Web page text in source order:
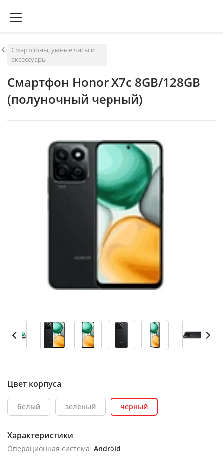
Смартфоны, умные часы и
аксессуары
Смартфон Honor X7c 8GB/128GB
(полуночный черный)
Цвет корпуса
белый зеленый черный
Характеристики
Операционная система Android